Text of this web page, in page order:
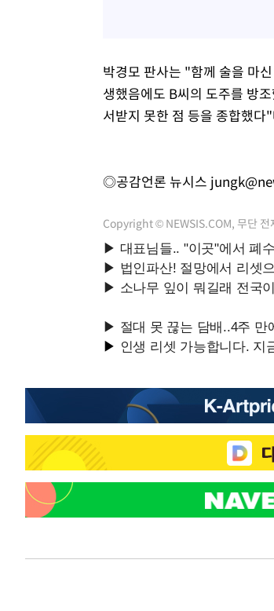
박경모 판사는 "함께 술을 마
생했음에도 B씨의 도주를 방
서받지 못한 점 등을 종합했
◎공감언론 뉴시스
Copyright © NEWSIS.COM, 무단 전